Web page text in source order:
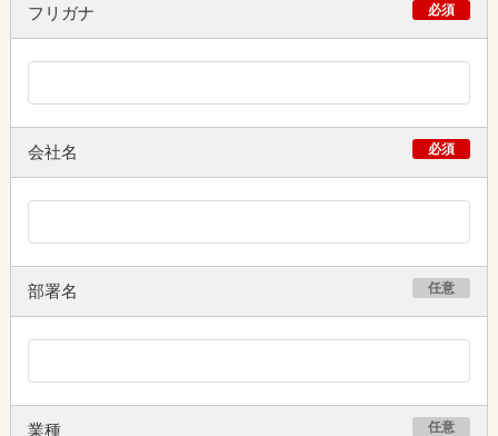
フリガナ 必須
会社名 必須
部署名 任意
業種 任意